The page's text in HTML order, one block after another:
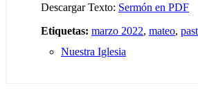
Nuestra Iglesia
Descargar Texto: Sermón en PDF
Etiquetas: marzo 2022, mateo,